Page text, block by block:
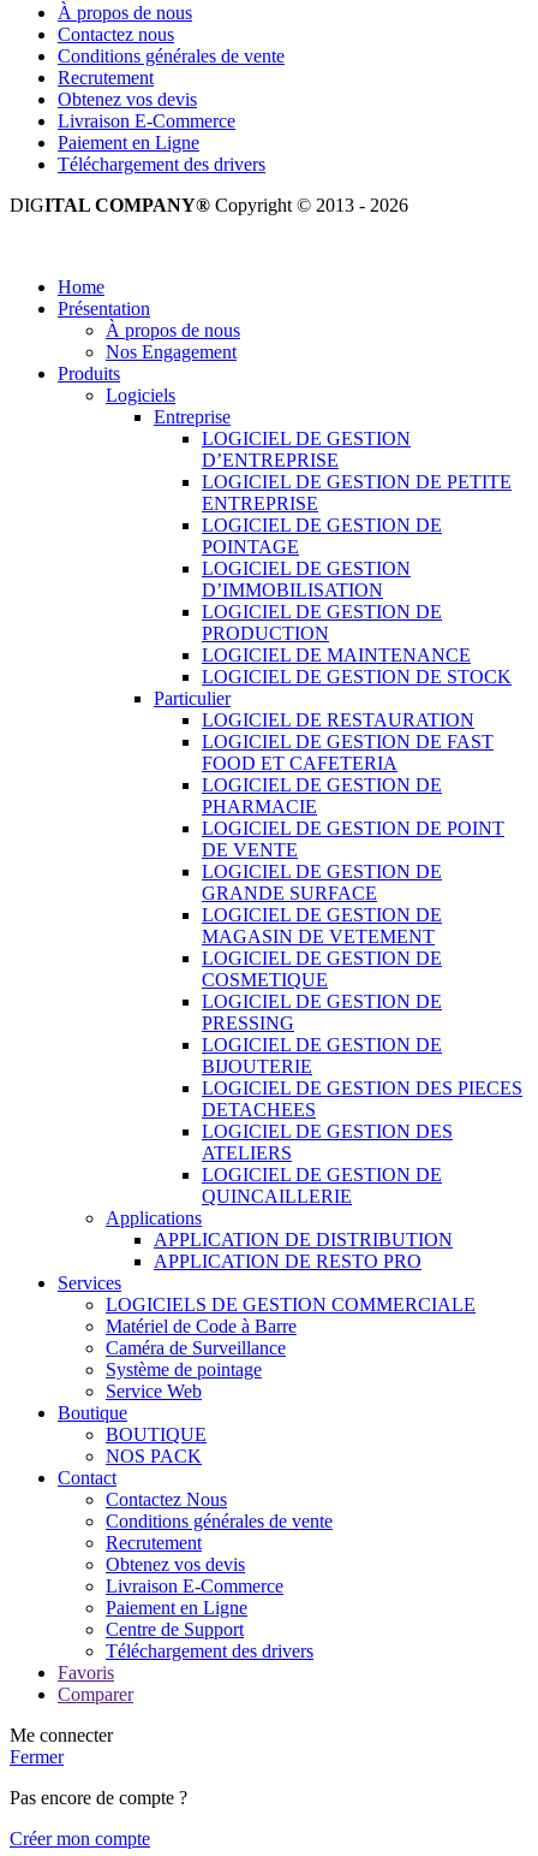
À propos de nous
Contactez nous
Conditions générales de vente
Recrutement
Obtenez vos devis
Livraison E-Commerce
Paiement en Ligne
Téléchargement des drivers
DIGITAL COMPANY® Copyright © 2013 - 2026
Home
Présentation
À propos de nous
Nos Engagement
Produits
Logiciels
Entreprise
LOGICIEL DE GESTION
D’ENTREPRISE
LOGICIEL DE GESTION DE PETITE
ENTREPRISE
LOGICIEL DE GESTION DE
POINTAGE
LOGICIEL DE GESTION
D’IMMOBILISATION
LOGICIEL DE GESTION DE
PRODUCTION
LOGICIEL DE MAINTENANCE
LOGICIEL DE GESTION DE STOCK
Particulier
LOGICIEL DE RESTAURATION
LOGICIEL DE GESTION DE FAST
FOOD ET CAFETERIA
LOGICIEL DE GESTION DE
PHARMACIE
LOGICIEL DE GESTION DE POINT
DE VENTE
LOGICIEL DE GESTION DE
GRANDE SURFACE
LOGICIEL DE GESTION DE
MAGASIN DE VETEMENT
LOGICIEL DE GESTION DE
COSMETIQUE
LOGICIEL DE GESTION DE
PRESSING
LOGICIEL DE GESTION DE
BIJOUTERIE
LOGICIEL DE GESTION DES PIECES
DETACHEES
LOGICIEL DE GESTION DES
ATELIERS
LOGICIEL DE GESTION DE
QUINCAILLERIE
Applications
APPLICATION DE DISTRIBUTION
APPLICATION DE RESTO PRO
Services
LOGICIELS DE GESTION COMMERCIALE
Matériel de Code à Barre
Caméra de Surveillance
Système de pointage
Service Web
Boutique
BOUTIQUE
NOS PACK
Contact
Contactez Nous
Conditions générales de vente
Recrutement
Obtenez vos devis
Livraison E-Commerce
Paiement en Ligne
Centre de Support
Téléchargement des drivers
Favoris
Comparer
Me connecter
Fermer
Pas encore de compte ?
Créer mon compte